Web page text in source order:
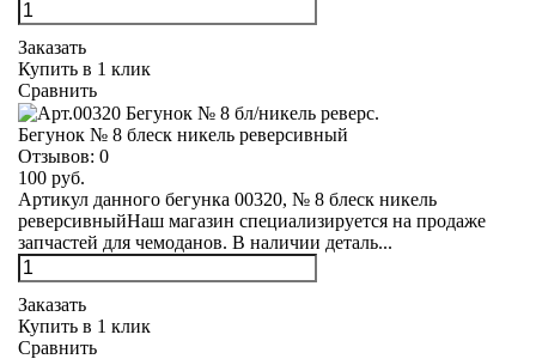
Заказать
Купить в 1 клик
Сравнить
Бегунок № 8 блеск никель реверсивный
Отзывов: 0
100 руб.
Артикул данного бегунка 00320, № 8 блеск никель
реверсивныйНаш магазин специализируется на продаже
запчастей для чемоданов. В наличии деталь...
Заказать
Купить в 1 клик
Сравнить